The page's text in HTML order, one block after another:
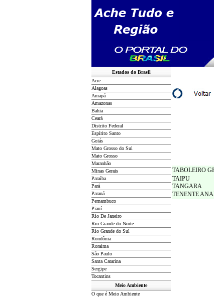
Estados do Brasil
Acre
Alagoas
Amapá
Amazonas
Bahia
Ceará
Distrito Federal
Espírito Santo
Goiás
Mato Grosso do Sul
Mato Grosso
Maranhão
Minas Gerais
Paraíba
Pará
Paraná
Pernambuco
Piauí
Rio De Janeiro
Rio Grande do Norte
Rio Grande do Sul
Rondônia
Roraima
São Paulo
Santa Catarina
Sergipe
Tocantins
Meio Ambiente
O que é Meio Ambiente
TABOLEIRO
TAIPU
TANGARA
TENENTE